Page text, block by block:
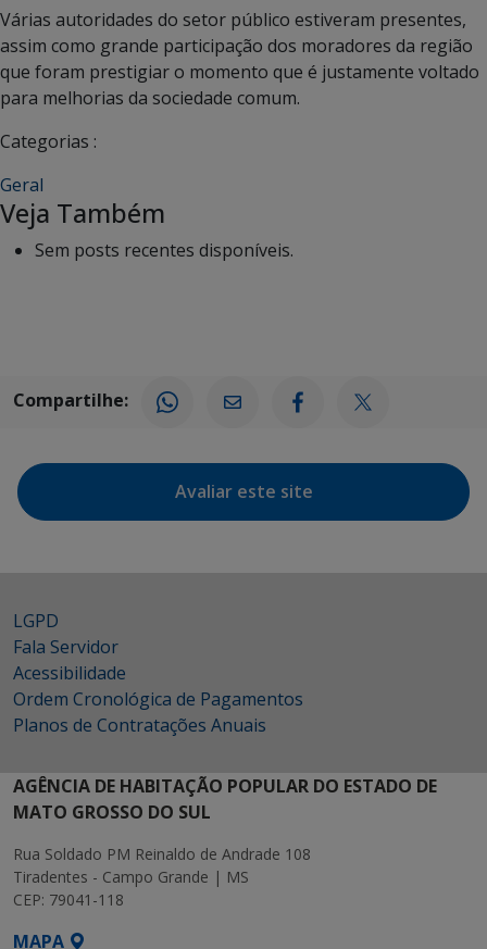
Várias autoridades do setor público estiveram presentes,
assim como grande participação dos moradores da região
que foram prestigiar o momento que é justamente voltado
para melhorias da sociedade comum.
Categorias :
Geral
Veja Também
Sem posts recentes disponíveis.
Compartilhe:
Avaliar este site
LGPD
Fala Servidor
Acessibilidade
Ordem Cronológica de Pagamentos
Planos de Contratações Anuais
AGÊNCIA DE HABITAÇÃO POPULAR DO ESTADO DE
MATO GROSSO DO SUL
Rua Soldado PM Reinaldo de Andrade 108
Tiradentes - Campo Grande | MS
CEP: 79041-118
MAPA